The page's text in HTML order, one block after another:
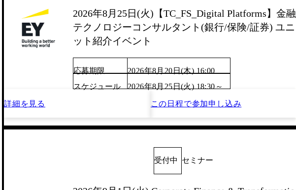
2026年8月25日(火)【TC_FS_Digital Platforms】金融
テクノロジーコンサルタント(銀行/保険/証券) ユニ
ット紹介イベント
応募期限
2026年8月20日(木) 16:00
スケジュール
2026年8月25日(火) 18:30～
詳細を見る この日程で参加申し込み
受付中 セミナー